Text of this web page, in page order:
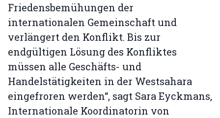
Friedensbemühungen der
internationalen Gemeinschaft und
verlängert den Konflikt. Bis zur
endgültigen Lösung des Konfliktes
müssen alle Geschäfts- und
Handelstätigkeiten in der Westsahara
eingefroren werden“, sagt Sara Eyckmans,
Internationale Koordinatorin von